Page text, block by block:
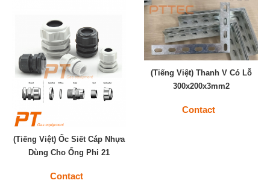
(Tiếng Việt) Ốc Siết Cáp Nhựa
Dùng Cho Ống Phi 21
Contact
(Tiếng Việt) Thanh V Có Lỗ
300x200x3mm2
Contact